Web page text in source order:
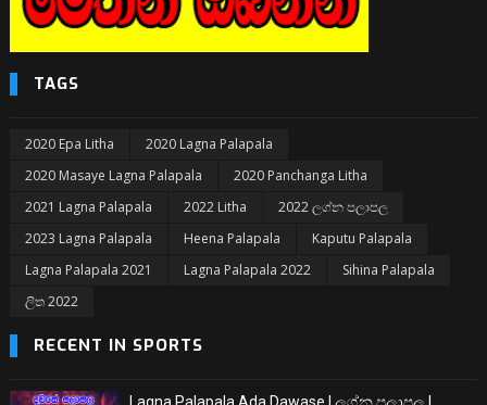
TAGS
2020 Epa Litha
2020 Lagna Palapala
2020 Masaye Lagna Palapala
2020 Panchanga Litha
2021 Lagna Palapala
2022 Litha
2022 ලග්න පලාපල
2023 Lagna Palapala
Heena Palapala
Kaputu Palapala
Lagna Palapala 2021
Lagna Palapala 2022
Sihina Palapala
ලිත 2022
RECENT IN SPORTS